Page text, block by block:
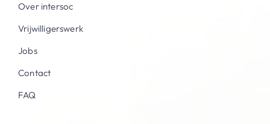
Over intersoc
Vrijwilligerswerk
Jobs
Contact
FAQ